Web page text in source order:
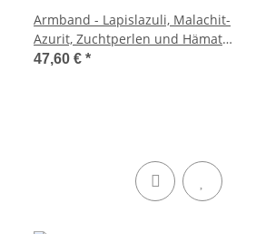
Armband - Lapislazuli, Malachit-
Azurit, Zuchtperlen und Hämatit
/R039
47,60 € *